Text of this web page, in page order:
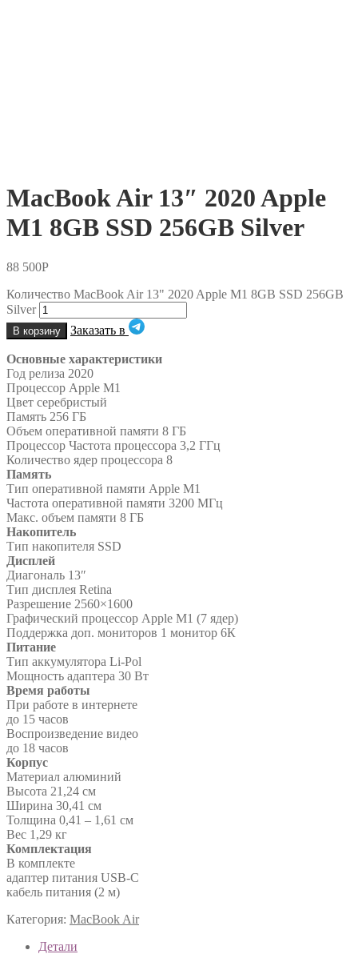
MacBook Air 13″ 2020 Apple
M1 8GB SSD 256GB Silver
88 500Р
Количество MacBook Air 13" 2020 Apple M1 8GB SSD 256GB
Silver
В корзину Заказать в
Основные характеристики
Год релиза 2020
Процессор Apple M1
Цвет серебристый
Память 256 ГБ
Объем оперативной памяти 8 ГБ
Процессор Частота процессора 3,2 ГГц
Количество ядер процессора 8
Память
Тип оперативной памяти Apple M1
Частота оперативной памяти 3200 МГц
Макс. объем памяти 8 ГБ
Накопитель
Тип накопителя SSD
Дисплей
Диагональ 13″
Тип дисплея Retina
Разрешение 2560×1600
Графический процессор Apple M1 (7 ядер)
Поддержка доп. мониторов 1 монитор 6К
Питание
Тип аккумулятора Li-Pol
Мощность адаптера 30 Вт
Время работы
При работе в интернете
до 15 часов
Воспроизведение видео
до 18 часов
Корпус
Материал алюминий
Высота 21,24 см
Ширина 30,41 см
Толщина 0,41 – 1,61 см
Вес 1,29 кг
Комплектация
В комплекте
адаптер питания USB-C
кабель питания (2 м)
Категория: MacBook Air
Детали